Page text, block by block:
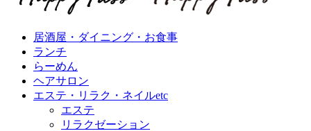
居酒屋・ダイニング・お食事
ランチ
らーめん
ヘアサロン
エステ・リラク・ネイルetc
エステ
リラクゼーション